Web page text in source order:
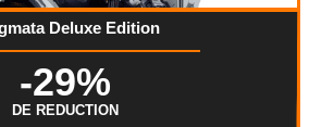
Deluxe Edition
-29%
DE REDUCTION